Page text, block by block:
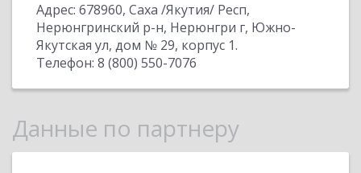
Адрес: 678960, Саха /Якутия/ Респ,
Нерюнгринский р-н, Нерюнгри г, Южно-
Якутская ул, дом № 29, корпус 1.
Телефон: 8 (800) 550-7076
Данные по партнеру